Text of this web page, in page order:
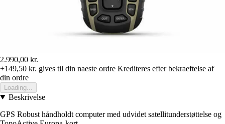
2.990,00 kr.
+149,50 kr. gives til din naeste ordre Krediteres efter bekraeftelse af
din ordre
Loading...
Beskrivelse
GPS Robust håndholdt computer med udvidet satellitunderstøttelse og